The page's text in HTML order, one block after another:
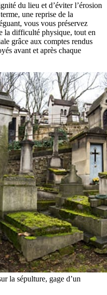
du lieu et d’éviter l’érosion
une reprise de la
vous vous préservez
la difficulté physique, tout en
grâce aux comptes rendus
avant et après chaque
la sépulture, gage d’un